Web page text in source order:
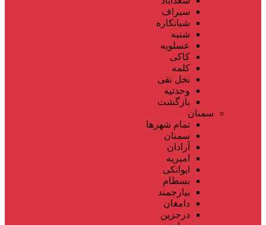
سیراف
شبانکاره
شنبه
عسلویه
کاکی
کلمه
نخل تقی
وحدتیه
بازگشت
سمنان
تمام شهر‌ها
سمنان
آرادان
امیریه
ایوانکی
بسطام
بیارجمند
دامغان
درجزین